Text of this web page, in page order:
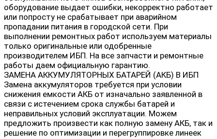
оборудование выдает ошибки, некорректно работает
или попросту не срабатывает при аварийном
пропадании питания в городской сети. При
выполнении ремонтных работ используем материалы
только оригинальные или одобренные
производителем ИБП. На все запчасти и ремонтные
работы даем официальную гарантию.
ЗАМЕНА АККУМУЛЯТОРНЫХ БАТАРЕЙ (АКБ) В ИБП
Замена аккумуляторов требуется при условии
снижения емкости АКБ от изначально заявленной в
связи с истечением срока службы батарей и
неправильных условий эксплуатации. Можем
предложить произвести как полную замену АКБ, так и
решение по оптимизации и перегруппировке линеек